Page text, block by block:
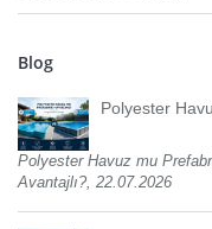
Blog
Polyester
Polyester Havuz mu
Avantajlı?, 22.07.2026